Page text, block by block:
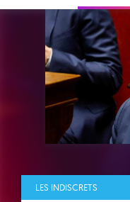
LES INDISCRETS